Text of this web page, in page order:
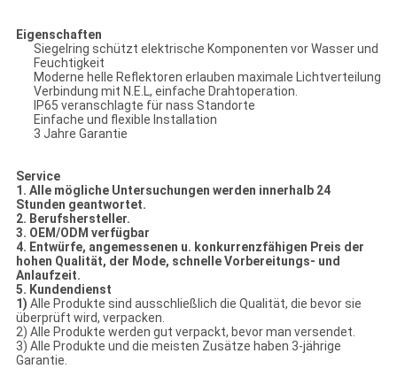
Eigenschaften
Siegelring schützt elektrische Komponenten vor Wasser und
Feuchtigkeit
Moderne helle Reflektoren erlauben maximale Lichtverteilung
Verbindung mit N.E.L, einfache Drahtoperation.
IP65 veranschlagte für nass Standorte
Einfache und flexible Installation
3 Jahre Garantie
Service
1. Alle mögliche Untersuchungen werden innerhalb 24
Stunden geantwortet.
2. Berufshersteller.
3. OEM/ODM verfügbar
4. Entwürfe, angemessenen u. konkurrenzfähigen Preis der
hohen Qualität, der Mode, schnelle Vorbereitungs- und
Anlaufzeit.
5. Kundendienst
1) Alle Produkte sind ausschließlich die Qualität, die bevor sie
überprüft wird, verpacken.
2) Alle Produkte werden gut verpackt, bevor man versendet.
3) Alle Produkte und die meisten Zusätze haben 3-jährige
Garantie.